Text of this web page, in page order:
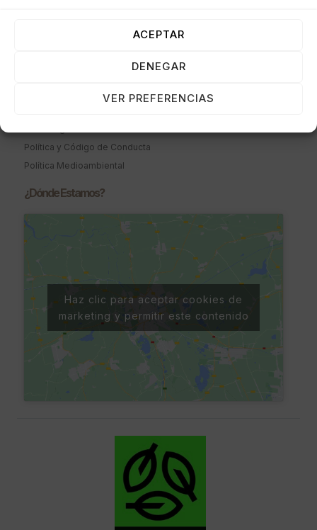
ACEPTAR
DENEGAR
VER PREFERENCIAS
Política y Código de Conducta
Política Medioambiental
¿Dónde Estamos?
Haz clic para aceptar cookies de
marketing y permitir este contenido